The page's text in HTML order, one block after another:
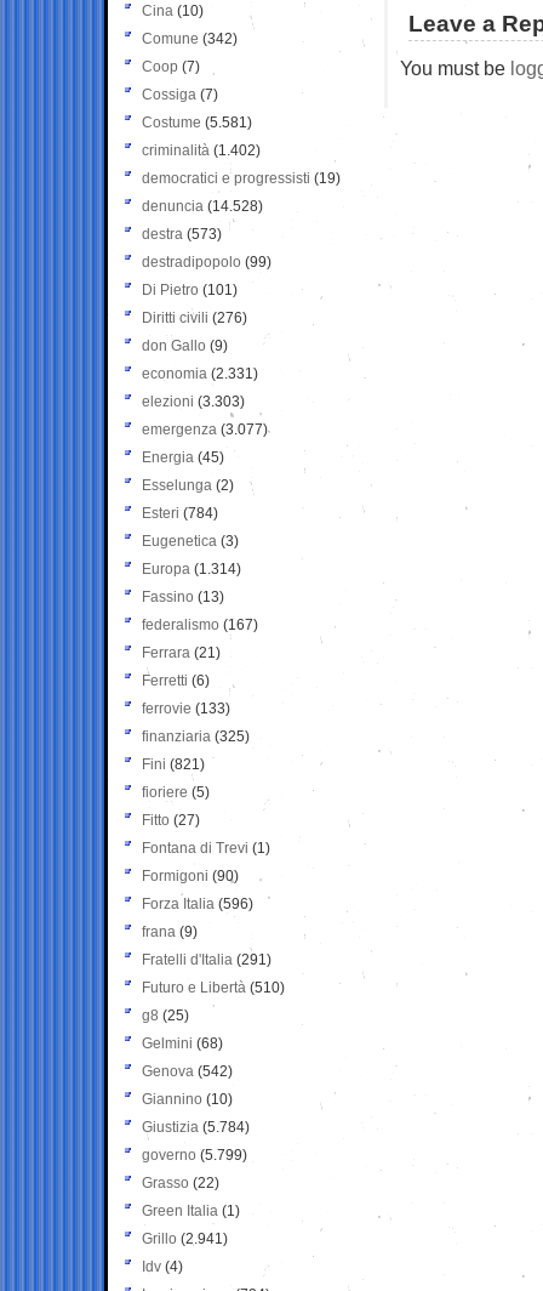
Leave a
You must be
Cina (10)
Comune (342)
Coop (7)
Cossiga (7)
Costume (5.581)
criminalità (1.402)
democratici e progressisti (19)
denuncia (14.528)
destra (573)
destradipopolo (99)
Di Pietro (101)
Diritti civili (276)
don Gallo (9)
economia (2.331)
elezioni (3.303)
emergenza (3.077)
Energia (45)
Esselunga (2)
Esteri (784)
Eugenetica (3)
Europa (1.314)
Fassino (13)
federalismo (167)
Ferrara (21)
Ferretti (6)
ferrovie (133)
finanziaria (325)
Fini (821)
fioriere (5)
Fitto (27)
Fontana di Trevi (1)
Formigoni (90)
Forza Italia (596)
frana (9)
Fratelli d'Italia (291)
Futuro e Libertà (510)
g8 (25)
Gelmini (68)
Genova (542)
Giannino (10)
Giustizia (5.784)
governo (5.799)
Grasso (22)
Green Italia (1)
Grillo (2.941)
Idv (4)